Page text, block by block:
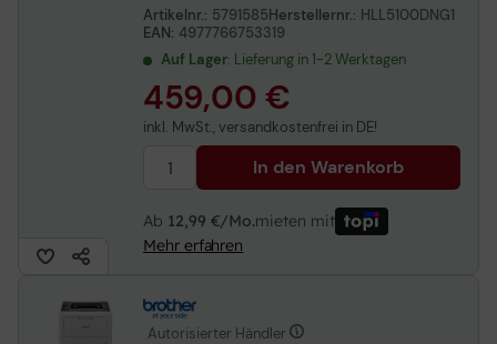
Artikelnr.: 5791585Herstellernr.: HLL5100DNG1
EAN: 4977766753319
Auf Lager: Lieferung in 1-2 Werktagen
459,00 €
inkl. MwSt., versandkostenfrei in DE!
In den Warenkorb
Ab 12,99 €/Mo.mieten mit
Mehr erfahren
Autorisierter Händler